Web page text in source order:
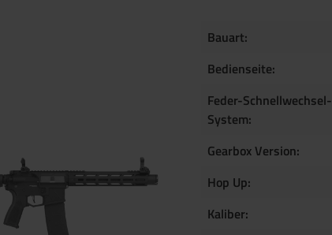
Bauart:
Bedienseite:
Feder-Schnellwechsel-
System:
Gearbox Version:
Hop Up:
Kaliber: